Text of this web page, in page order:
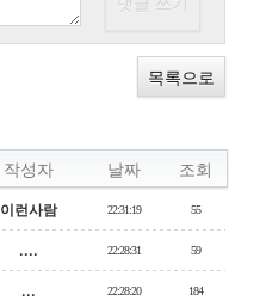
목록으로
작성자 날짜 조회
이런사람 22:31:19 55
.... 22:28:31 59
... 22:28:20 184